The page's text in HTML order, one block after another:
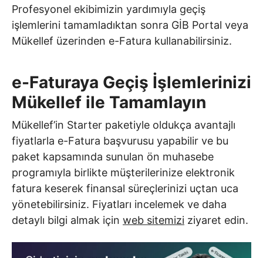
Profesyonel ekibimizin yardımıyla geçiş
işlemlerini tamamladıktan sonra GİB Portal veya
Mükellef üzerinden e-Fatura kullanabilirsiniz.
e-Faturaya Geçiş İşlemlerinizi
Mükellef ile Tamamlayın
Mükellef’in Starter paketiyle oldukça avantajlı
fiyatlarla e-Fatura başvurusu yapabilir ve bu
paket kapsamında sunulan ön muhasebe
programıyla birlikte müşterilerinize elektronik
fatura keserek finansal süreçlerinizi uçtan uca
yönetebilirsiniz. Fiyatları incelemek ve daha
detaylı bilgi almak için web sitemizi ziyaret edin.